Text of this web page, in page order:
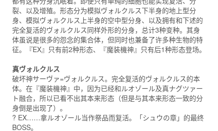
裂、以及增殖。形态分为模拟ヴォルクルス下半身的地上型分
身、模拟ヴォルクルス上半身的空中型分身、以及拥有和下述的
完全复活的ヴォルクルス同样外形的分身，总计3种变种。其身
体虽说是很多的怨念的集合体，但同时也兼备了许多种生物的特
征。『EX』只有前2种形态、『魔装機神』只有后1种形态登场。
真ヴォルクルス
破坏神サーヴァ=ヴォルクルス。完全复活的ヴォルクルス的本
体。在『魔装機神』中，因为已经和ルオゾール及真ナグツァー
ト融合，所以已看不出其本来形态（但是与其本来形态一致的分
身倒是出现了）。
? EX……拿ルオゾール当作祭品而复活。「シュウの章」的最终
BOSS。